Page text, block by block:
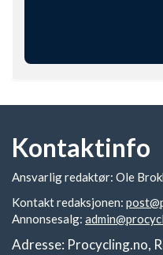
Kontaktinfo
Ansvarlig redaktør: Ole
Kontakt redaksjonen:
Annonsesalg:
Adresse: Procycling.no,